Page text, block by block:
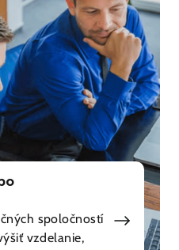
spoločností
vzdelanie,